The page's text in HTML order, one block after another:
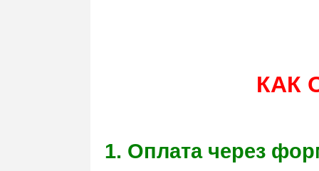
КАК
1. Оплата через